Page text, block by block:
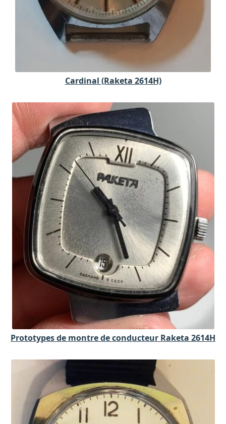
Cardinal (Raketa 2614H)
Prototypes de montre de conducteur Raketa 2614H